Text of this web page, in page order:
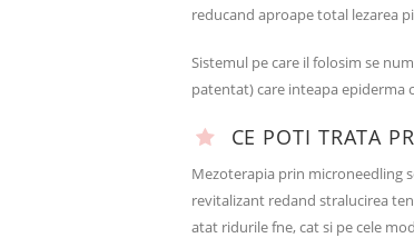
reducand aproape total lezarea
Sistemul pe care il folosim se
patentat) care inteapa epiderma
CE POTI TRATA
Mezoterapia prin microneedling
revitalizant redand stralucirea
atat ridurile fne, cat si pe cele